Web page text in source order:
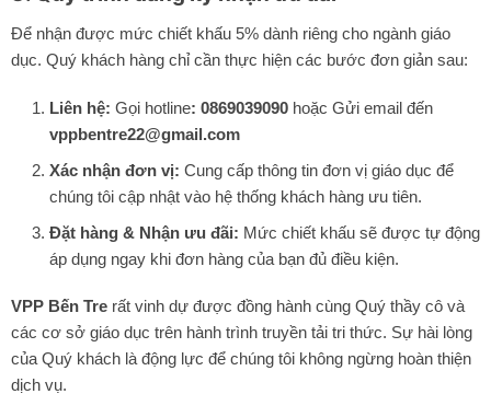
Để nhận được mức chiết khấu 5% dành riêng cho ngành giáo
dục. Quý khách hàng chỉ cần thực hiện các bước đơn giản sau:
Liên hệ: Gọi hotline: 0869039090hoặc Gửi email đến
vppbentre22@gmail.com
Xác nhận đơn vị: Cung cấp thông tin đơn vị giáo dục để
chúng tôi cập nhật vào hệ thống khách hàng ưu tiên.
Đặt hàng & Nhận ưu đãi: Mức chiết khấu sẽ được tự động
áp dụng ngay khi đơn hàng của bạn đủ điều kiện.
VPP Bến Tre rất vinh dự được đồng hành cùng Quý thầy cô và
các cơ sở giáo dục trên hành trình truyền tải tri thức. Sự hài lòng
của Quý khách là động lực để chúng tôi không ngừng hoàn thiện
dịch vụ.